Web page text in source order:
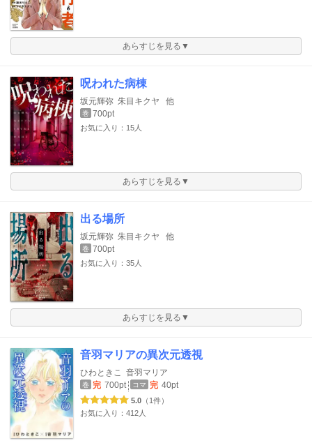
あらすじを見る▼
呪われた病棟
坂元輝弥 朱目キクヤ 他
巻 700pt
お気に入り：15人
あらすじを見る▼
出る場所
坂元輝弥 朱目キクヤ 他
巻 700pt
お気に入り：35人
あらすじを見る▼
音羽マリアの異次元透視
ひわときこ 音羽マリア
巻 完 700pt コマ 完 40pt
5.0 （1件）
お気に入り：412人